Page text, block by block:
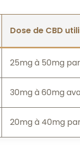
Dose de CBD
25mg à 50mg
30mg à 60mg
20mg à 40mg